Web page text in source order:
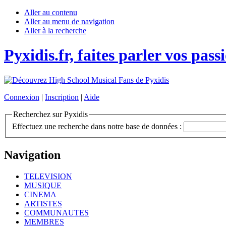
Aller au contenu
Aller au menu de navigation
Aller à la recherche
Pyxidis.fr, faites parler vos
Connexion | Inscription | Aide
Recherchez sur Pyxidis
Effectuez une recherche dans notre base de données :
Navigation
TELEVISION
MUSIQUE
CINEMA
ARTISTES
COMMUNAUTES
MEMBRES